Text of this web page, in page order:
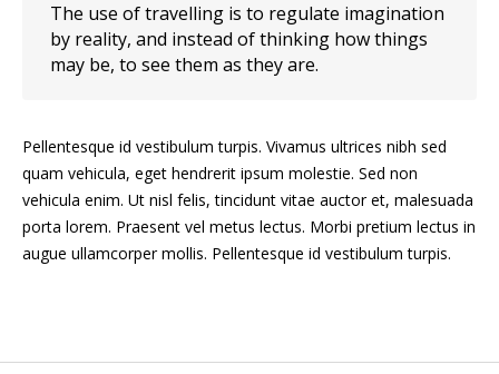
The use of travelling is to regulate imagination
by reality, and instead of thinking how things
may be, to see them as they are.
Pellentesque id vestibulum turpis. Vivamus ultrices nibh sed
quam vehicula, eget hendrerit ipsum molestie. Sed non
vehicula enim. Ut nisl felis, tincidunt vitae auctor et, malesuada
porta lorem. Praesent vel metus lectus. Morbi pretium lectus in
augue ullamcorper mollis. Pellentesque id vestibulum turpis.